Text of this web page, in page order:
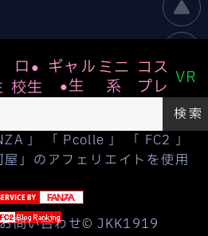
ホーム トップ
ロ ●
校生
ギャル
●生
ミニ
系
コス
プレ VR
検索
」「Pcolle」「FC2」
屋」のアフェリエイトを使用
お問い合わせ© JKK1919